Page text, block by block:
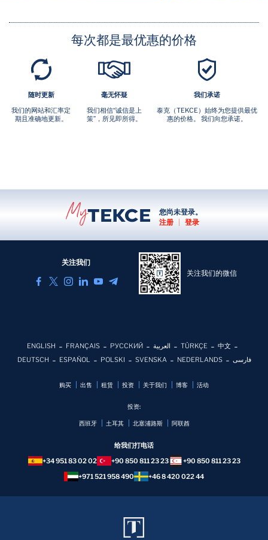
每次都是最优惠的价格
随时更新
我们的网站和汇率定
期且准确地更新。
毫无怀疑
我们相信“诚信是上
策”，所见即所得。
我们承诺
泰克（TEKCE）始终为您提供最优
惠的价格。 我们向您承诺。
您尚未登录。
注册 | 登录
关注我们
关注我们的微信
ENGLISH FRANÇAIS РУССКИЙ العربية TÜRKÇE
中文
DEUTSCH
ESPAÑOL POLSKI SVENSKA NEDERLANDS فارسی
购买 出售 租赁 投资 关于我们 博客 活动
投资:
西班牙 土耳其 北塞浦路斯 阿联酋
给我们打电话
+34 951 83 02 02
+90 850 811 23 23
+90 850 811 23 23
+971 521 958 490
+46 8 420 022 44